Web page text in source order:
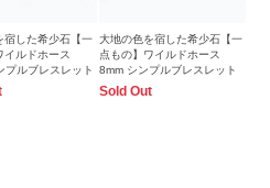
宿した希少石【一
イルドホース
プルブレスレット
大地の色を宿した希少石【一
点もの】ワイルドホース
8mm シンプルブレスレット
Sold Out